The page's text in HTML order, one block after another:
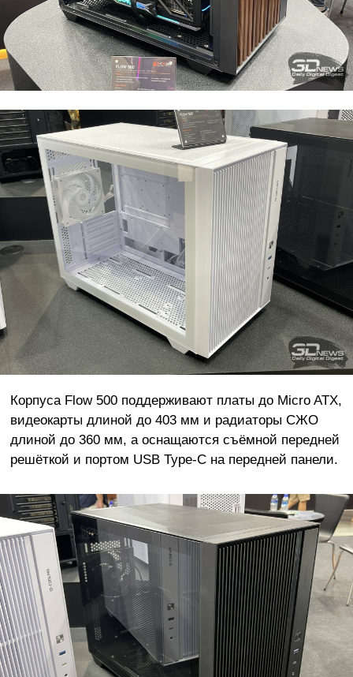
Корпуса Flow 500 поддерживают платы до Micro ATX,
видеокарты длиной до 403 мм и радиаторы СЖО
длиной до 360 мм, а оснащаются съёмной передней
решёткой и портом USB Type-C на передней панели.